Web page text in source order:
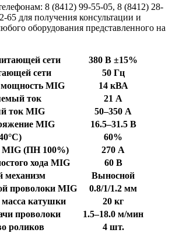
8 (8412) 99-55-05, 8 (8412) 28-
65 для получения консультации и
оборудования представленного на
сети
380 В ±15%
сети
50 Гц
MIG
14 кВА
ток
21 А
ток MIG
50–350 А
MIG
16.5–31.5 В
60%
(ПН 100%)
270 А
хода MIG
60 В
Выносной
проволоки MIG
0.8/1/1.2 мм
катушки
20 кг
проволоки
1.5–18.0 м/мин
роликов
4 шт.